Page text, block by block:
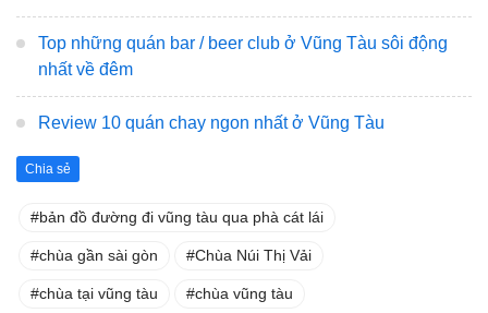
Top những quán bar / beer club ở Vũng Tàu sôi động
nhất về đêm
Review 10 quán chay ngon nhất ở Vũng Tàu
Chia sẻ
bản đồ đường đi vũng tàu qua phà cát lái
chùa gần sài gòn Chùa Núi Thị Vải
chùa tại vũng tàu chùa vũng tàu